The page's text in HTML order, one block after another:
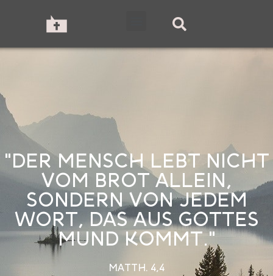
"DER MENSCH LEBT NICHT
VOM BROT ALLEIN,
SONDERN VON JEDEM
WORT, DAS AUS GOTTES
MUND KOMMT."
MATTH. 4,4